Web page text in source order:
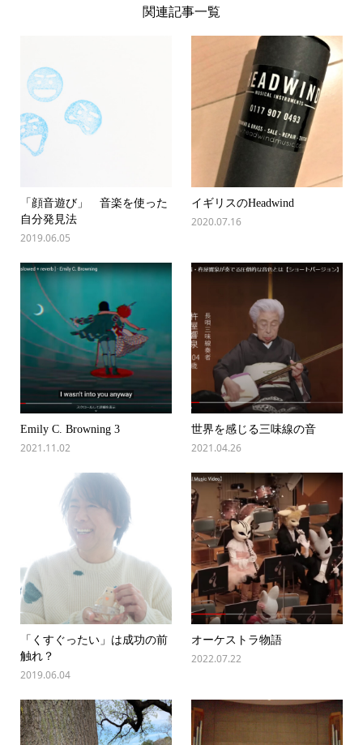
関連記事一覧
「顔音遊び」 音楽を使った
自分発見法
2019.06.05
イギリスのHeadwind
2020.07.16
Emily C. Browning 3
2021.11.02
世界を感じる三味線の音
2021.04.26
「くすぐったい」は成功の前
触れ？
2019.06.04
オーケストラ物語
2022.07.22